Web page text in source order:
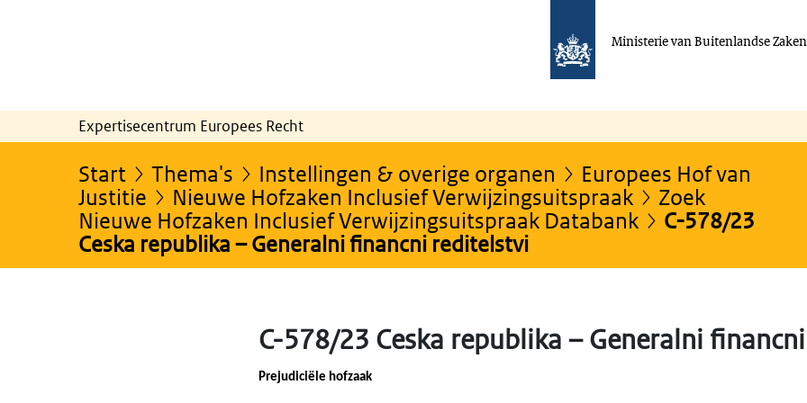
Ministerie van Buitenlandse Zaken
Expertisecentrum Europees Recht
Start Thema's Instellingen & overige organen
Europees Hof van
Justitie
Nieuwe Hofzaken Inclusief Verwijzingsuitspraak
Zoek
Nieuwe Hofzaken Inclusief Verwijzingsuitspraak Databank
C-578/23
Ceska republika – Generalni financni reditelstvi
C-578/23 Ceska republika – Generalni
Prejudiciële hofzaak